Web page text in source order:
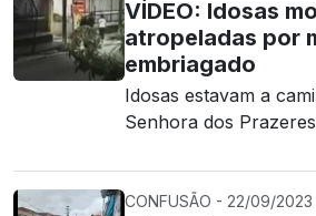
VÍDEO: Idosas
atropeladas por
embriagado
Idosas estavam a
Senhora dos Prazeres
CONFUSÃO - 22/09/2023